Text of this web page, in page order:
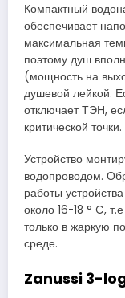
Компактный
обеспечивает
максимальная
поэтому душ
(мощность на
душевой лейкой.
отключает ТЭН,
критической точки.
Устройство
водопроводом.
работы
около 16-18 ° C,
только в жаркую
среде.
Zanussi 3-